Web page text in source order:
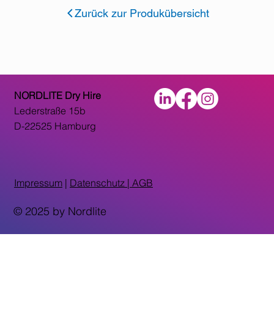
Zurück zur Produkübersicht
NORDLITE Dry Hire
Lederstraße 15b
D-22525 Hamburg
© 2025 by Nordlite
Impressum| Datenschutz | AGB